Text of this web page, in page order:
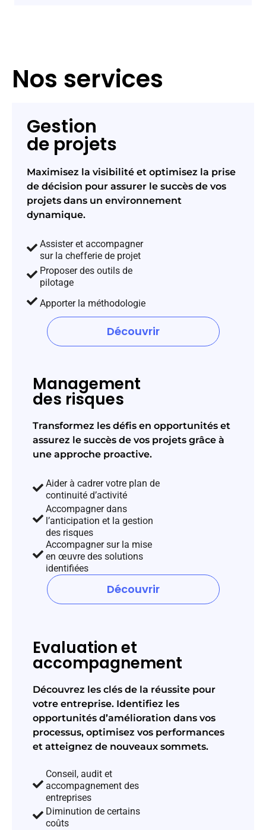
Nos services
Gestion
de projets
Maximisez la visibilité et optimisez la prise
de décision pour assurer le succès de vos
projets dans un environnement
dynamique.
Assister et accompagner
sur la chefferie de projet
Proposer des outils de
pilotage
Apporter la méthodologie
Découvrir
Management
des risques
Transformez les défis en opportunités et
assurez le succès de vos projets grâce à
une approche proactive.
Aider à cadrer votre plan de
continuité d’activité
Accompagner dans
l’anticipation et la gestion
des risques
Accompagner sur la mise
en œuvre des solutions
identifiées
Découvrir
Evaluation et
accompagnement
Découvrez les clés de la réussite pour
votre entreprise. Identifiez les
opportunités d’amélioration dans vos
processus, optimisez vos performances
et atteignez de nouveaux sommets.
Conseil, audit et
accompagnement des
entreprises
Diminution de certains
coûts